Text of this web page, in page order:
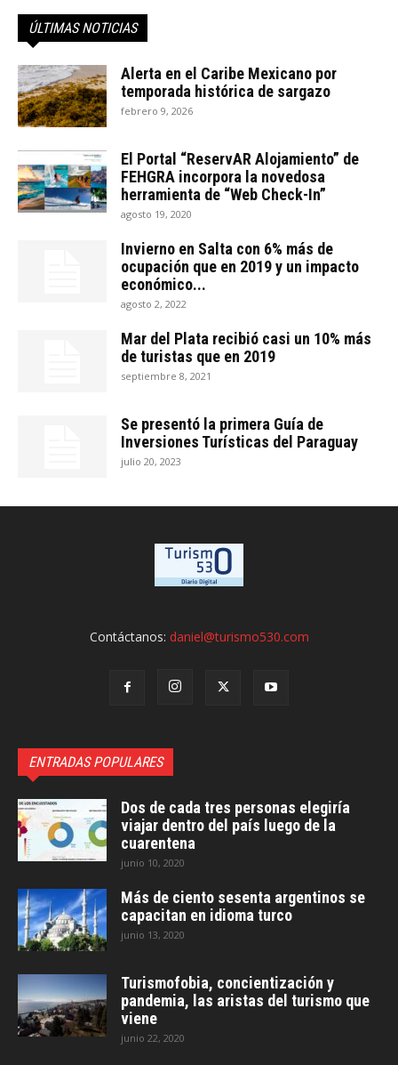
ÚLTIMAS NOTICIAS
Alerta en el Caribe Mexicano por
temporada histórica de sargazo
febrero 9, 2026
El Portal “ReservAR Alojamiento” de
FEHGRA incorpora la novedosa
herramienta de “Web Check-In”
agosto 19, 2020
Invierno en Salta con 6% más de
ocupación que en 2019 y un impacto
económico...
agosto 2, 2022
Mar del Plata recibió casi un 10% más
de turistas que en 2019
septiembre 8, 2021
Se presentó la primera Guía de
Inversiones Turísticas del Paraguay
julio 20, 2023
Contáctanos: daniel@turismo530.com
ENTRADAS POPULARES
Dos de cada tres personas elegiría
viajar dentro del país luego de la
cuarentena
junio 10, 2020
Más de ciento sesenta argentinos se
capacitan en idioma turco
junio 13, 2020
Turismofobia, concientización y
pandemia, las aristas del turismo que
viene
junio 22, 2020